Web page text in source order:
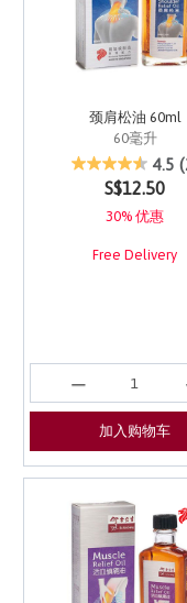
颈肩松油 60ml
60毫升
4.8 out
4.5
S$12.50
30% 优惠
Free Delivery
加入购物车